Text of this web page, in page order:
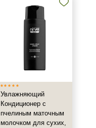
Увлажняющий
Кондиционер с
пчелиным маточным
молочком для сухих,